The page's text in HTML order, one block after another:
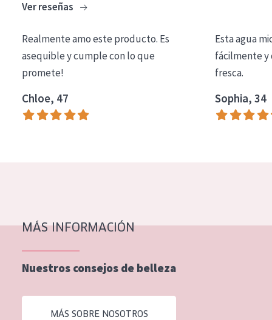
COLECCIÓN
Essentials
Lift+
Expert
TIPO DE PIEL
Piel expuesta al sol
Piel menopáusica
Todas las edades
Ver reseñas
Realmente amo este producto. Es
asequible y cumple con lo que
promete!
Chloe, 47
Esta agua
fácilmente y
fresca.
Sophia, 34
MÁS INFORMACIÓN
Nuestros consejos de belleza
MÁS SOBRE NOSOTROS